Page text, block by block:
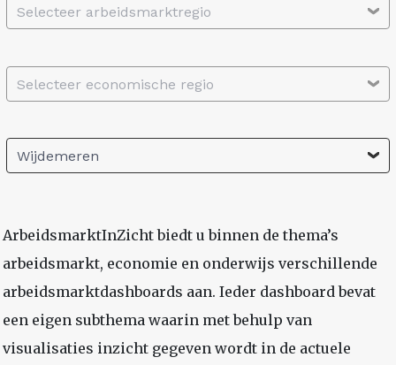
Selecteer arbeidsmarktregio
Selecteer economische regio
Wijdemeren
ArbeidsmarktInZicht biedt u binnen de thema’s
arbeidsmarkt, economie en onderwijs verschillende
arbeidsmarktdashboards aan. Ieder dashboard bevat
een eigen subthema waarin met behulp van
visualisaties inzicht gegeven wordt in de actuele